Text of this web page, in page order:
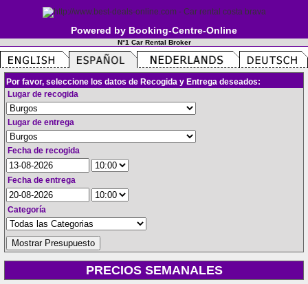
Powered by Booking-Centre-Online
N°1 Car Rental Broker
Por favor, seleccione los datos de Recogida y Entrega deseados:
Lugar de recogida
Lugar de entrega
Fecha de recogida
Fecha de entrega
Categoría
PRECIOS SEMANALES